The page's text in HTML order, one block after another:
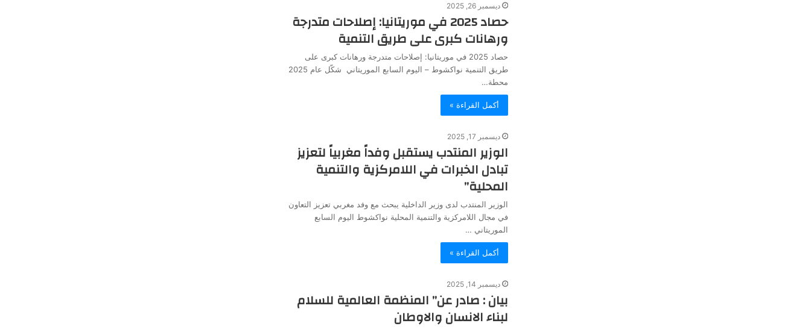
ديسمبر 26, 2025
حصاد 2025 في موريتانيا: إصلاحات متدرجة
ورهانات كبرى على طريق التنمية
حصاد 2025 في موريتانيا: إصلاحات متدرجة ورهانات كبرى على
طريق التنمية نواكشوط – اليوم السابع الموريتاني شكّل عام 2025
محطة…
أكمل القراءة »
ديسمبر 17, 2025
الوزير المنتدب يستقبل وفداً مغربياً لتعزيز
تبادل الخبرات في اللامركزية والتنمية
المحلية”
الوزير المنتدب لدى وزير الداخلية يبحث مع وفد مغربي تعزيز التعاون
في مجال اللامركزية والتنمية المحلية نواكشوط اليوم السابع
الموريتاني …
أكمل القراءة »
ديسمبر 14, 2025
بيان : صادر عن” المنظمة العالمية للسلام
لبناء الانسان والاوطان